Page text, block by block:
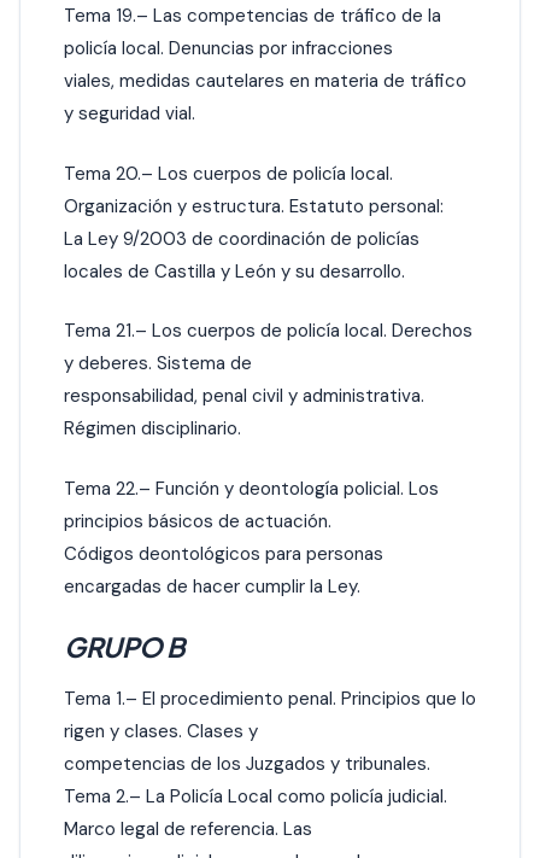
Tema 19.– Las competencias de tráfico de la
policía local. Denuncias por infracciones
viales, medidas cautelares en materia de tráfico
y seguridad vial.
Tema 20.– Los cuerpos de policía local.
Organización y estructura. Estatuto personal:
La Ley 9/2003 de coordinación de policías
locales de Castilla y León y su desarrollo.
Tema 21.– Los cuerpos de policía local. Derechos
y deberes. Sistema de
responsabilidad, penal civil y administrativa.
Régimen disciplinario.
Tema 22.– Función y deontología policial. Los
principios básicos de actuación.
Códigos deontológicos para personas
encargadas de hacer cumplir la Ley.
GRUPO B
Tema 1.– El procedimiento penal. Principios que lo
rigen y clases. Clases y
competencias de los Juzgados y tribunales.
Tema 2.– La Policía Local como policía judicial.
Marco legal de referencia. Las